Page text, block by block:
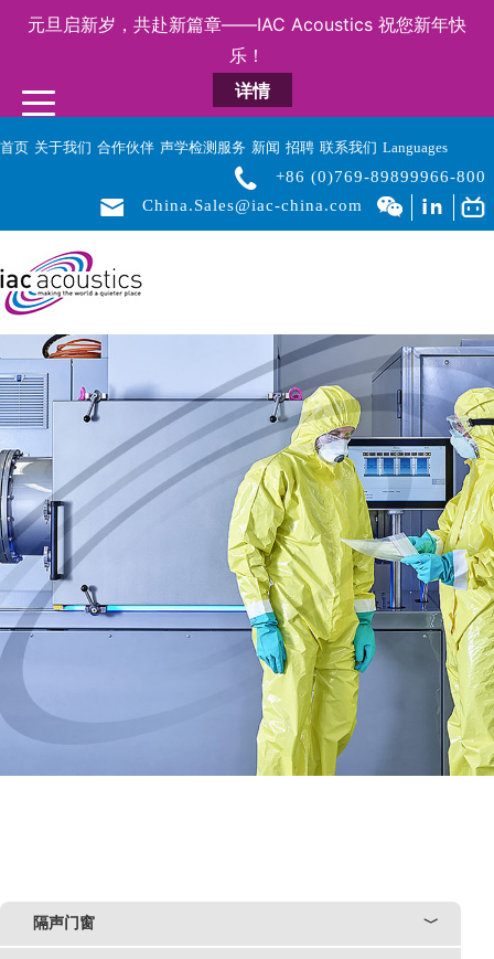
元旦启新岁，共赴新篇章——IAC Acoustics 祝您新年快
乐！
详情
首页 关于我们 合作伙伴 声学检测服务 新闻 招聘 联系我们 Languages
+86 (0)769-89899966-800
China.Sales@iac-china.com
﹀
隔声门窗